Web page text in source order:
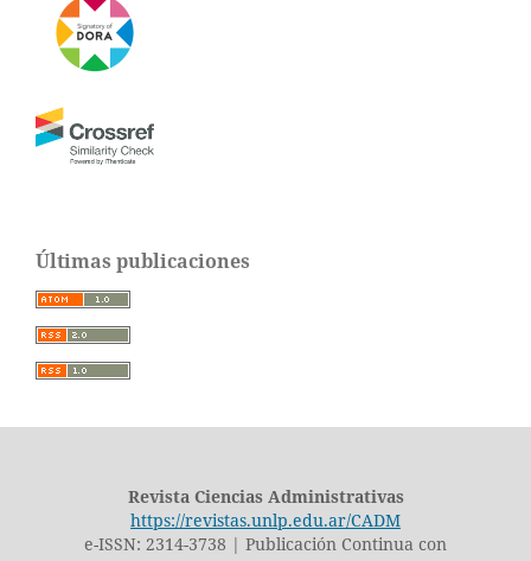
Últimas publicaciones
Revista Ciencias Administrativas
https://revistas.unlp.edu.ar/CADM
e-ISSN: 2314-3738 | Publicación Continua con